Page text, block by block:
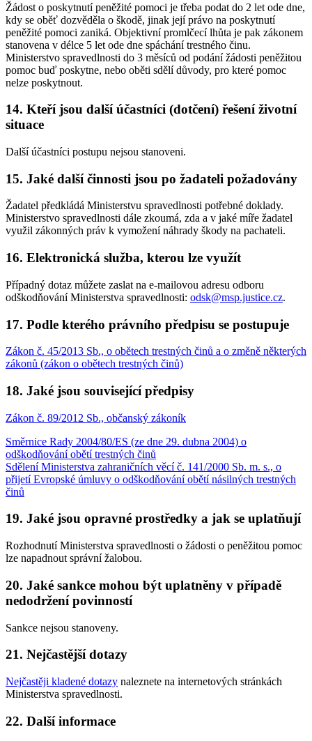
Žádost o poskytnutí peněžité pomoci je třeba podat do 2 let ode dne,
kdy se oběť dozvěděla o škodě, jinak její právo na poskytnutí
peněžité pomoci zaniká. Objektivní promlčecí lhůta je pak zákonem
stanovena v délce 5 let ode dne spáchání trestného činu.
Ministerstvo spravedlnosti do 3 měsíců od podání žádosti peněžitou
pomoc buď poskytne, nebo oběti sdělí důvody, pro které pomoc
nelze poskytnout.
14. Kteří jsou další účastníci (dotčení) řešení životní
situace
Další účastníci postupu nejsou stanoveni.
15. Jaké další činnosti jsou po žadateli požadovány
Žadatel předkládá Ministerstvu spravedlnosti potřebné doklady.
Ministerstvo spravedlnosti dále zkoumá, zda a v jaké míře žadatel
využil zákonných práv k vymožení náhrady škody na pachateli.
16. Elektronická služba, kterou lze využít
Případný dotaz můžete zaslat na e-mailovou adresu odboru
odškodňování Ministerstva spravedlnosti: odsk@msp.justice.cz.
17. Podle kterého právního předpisu se postupuje
Zákon č. 45/2013 Sb., o obětech trestných činů a o změně některých
zákonů (zákon o obětech trestných činů)
18. Jaké jsou související předpisy
Zákon č. 89/2012 Sb., občanský zákoník
Směrnice Rady 2004/80/ES (ze dne 29. dubna 2004) o
odškodňování obětí trestných činů
Sdělení Ministerstva zahraničních věcí č. 141/2000 Sb. m. s., o
přijetí Evropské úmluvy o odškodňování obětí násilných trestných
činů
19. Jaké jsou opravné prostředky a jak se uplatňují
Rozhodnutí Ministerstva spravedlnosti o žádosti o peněžitou pomoc
lze napadnout správní žalobou.
20. Jaké sankce mohou být uplatněny v případě
nedodržení povinností
Sankce nejsou stanoveny.
21. Nejčastější dotazy
Nejčastěji kladené dotazy naleznete na internetových stránkách
Ministerstva spravedlnosti.
22. Další informace